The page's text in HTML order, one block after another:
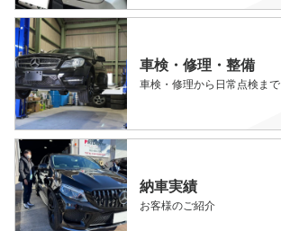
車検・修理・整備
車検・修理から日常点検まで
納車実績
お客様のご紹介